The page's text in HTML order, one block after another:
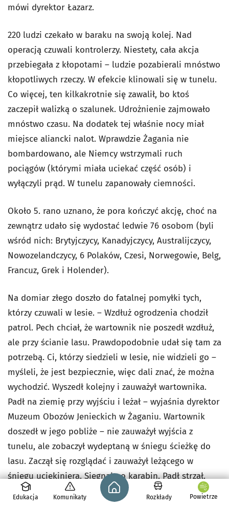
mówi dyrektor Łazarz.
220 ludzi czekało w baraku na swoją kolej. Nad
operacją czuwali kontrolerzy. Niestety, cała akcja
przebiegała z kłopotami – ludzie pozabierali mnóstwo
kłopotliwych rzeczy. W efekcie klinowali się w tunelu.
Co więcej, ten kilkakrotnie się zawalił, bo ktoś
zaczepił walizką o szalunek. Udrożnienie zajmowało
mnóstwo czasu. Na dodatek tej właśnie nocy miał
miejsce aliancki nalot. Wprawdzie Żagania nie
bombardowano, ale Niemcy wstrzymali ruch
pociągów (którymi miała uciekać część osób) i
wyłączyli prąd. W tunelu zapanowały ciemności.
Około 5. rano uznano, że pora kończyć akcję, choć na
zewnątrz udało się wydostać ledwie 76 osobom (byli
wśród nich: Brytyjczycy, Kanadyjczycy, Australijczycy,
Nowozelandczycy, 6 Polaków, Czesi, Norwegowie, Belg,
Francuz, Grek i Holender).
Na domiar złego doszło do fatalnej pomyłki tych,
którzy czuwali w lesie. – Wzdłuż ogrodzenia chodził
patrol. Pech chciał, że wartownik nie poszedł wzdłuż,
ale przy ścianie lasu. Prawdopodobnie udał się tam za
potrzebą. Ci, którzy siedzieli w lesie, nie widzieli go –
myśleli, że jest bezpiecznie, więc dali znać, że można
wychodzić. Wyszedł kolejny i zauważył wartownika.
Padł na ziemię przy wyjściu i leżał – wyjaśnia dyrektor
Muzeum Obozów Jenieckich w Żaganiu. Wartownik
doszedł w jego pobliże – nie zauważył wyjścia z
tunelu, ale zobaczył wydeptaną w śniegu ścieżkę do
lasu. Zaczął się rozglądać i zauważył leżącego w
śniegu uciekiniera. Sięgnął po karabin. Padł strzał.
Wszyscy w obozie wiedzieli już, że coś się stało...
Edukacja Komunikaty
Strona główna - wroclaw.pl
Rozkłady Powietrze